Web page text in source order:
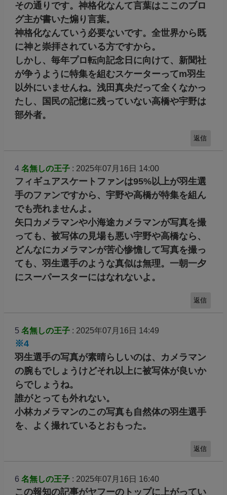
その通りです。神格化なんて言葉はここのブロ
グ主が書いた煽り言葉。
神格化なんていう必要ないです。全世界から既
に神と崇拝されている方ですから。
しかし、毎年プロ転向記念日に向けて、新聞社
が争うように特集を組むスケーターってm羽生
以外にいませんね。浅田真央だって全くなかっ
たし、国民の記憶に残っていない高橋や宇野は
部外者。
返信
4 名無しの王子: 2025年07月16日 14:00
フィギュアスケートファンは95%以上が羽生選
手のファンですから、宇野や高橋が特集を組ん
でも売れませんよ。
矢口カメラマンや小海途カメラマンが写真を撮
っても、被写体の見場も悪い宇野や高橋なら、
どんなにカメラマンが苦心惨憺して写真を撮っ
ても、羽生選手のような真似は無理。一朝一夕
にスーパースターにはなれないよ。
返信
5 名無しの王子: 2025年07月16日 14:49
※4
羽生選手の写真が素晴らしいのは、カメラマン
の腕もでしょうけどそれ以上に被写体が良いか
らでしょうね。
誰がとっても外れない。
小林カメラマンのこの写真も自然体の羽生選手
を、よく撮れているとおもった。
返信
6 名無しの王子: 2025年07月16日 16:40
この報知の記事がヤフーのトップに上がってい